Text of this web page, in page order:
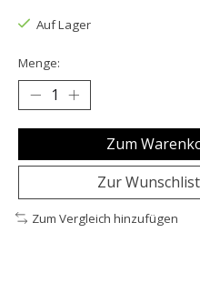
Auf Lager
Menge:
Zum
Zur
Zum Vergleich hinzufügen